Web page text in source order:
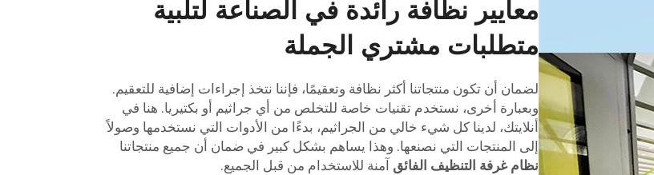
معايير نظافة رائدة في الصناعة لتلبية
متطلبات مشتري الجملة
لضمان أن تكون منتجاتنا أكثر نظافة وتعقيمًا، فإننا نتخذ إجراءات إضافية للتعقيم.
وبعبارة أخرى، نستخدم تقنيات خاصة للتخلص من أي جراثيم أو بكتيريا. هنا في
أنلايتك، لدينا كل شيء خالي من الجراثيم، بدءًا من الأدوات التي نستخدمها وصولاً
إلى المنتجات التي نصنعها. وهذا يساهم بشكل كبير في ضمان أن جميع منتجاتنا
نظام غرفة التنظيف الفائق آمنة للاستخدام من قبل الجميع.